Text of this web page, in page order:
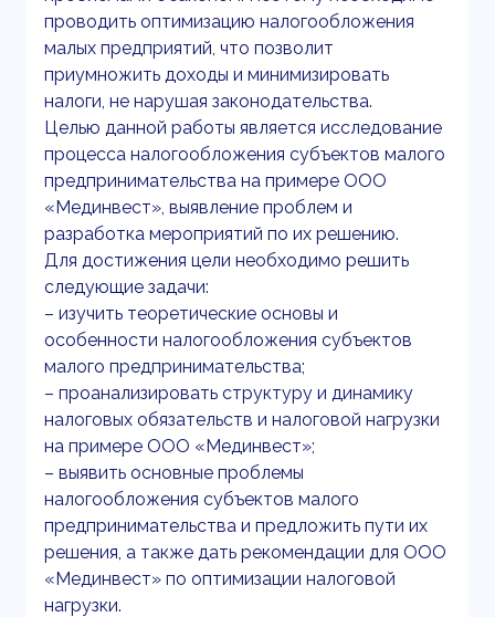
проводить оптимизацию налогообложения
малых предприятий, что позволит
приумножить доходы и минимизировать
налоги, не нарушая законодательства.
Целью данной работы является исследование
процесса налогообложения субъектов малого
предпринимательства на примере ООО
«Мединвест», выявление проблем и
разработка мероприятий по их решению.
Для достижения цели необходимо решить
следующие задачи:
– изучить теоретические основы и
особенности налогообложения субъектов
малого предпринимательства;
– проанализировать структуру и динамику
налоговых обязательств и налоговой нагрузки
на примере ООО «Мединвест»;
– выявить основные проблемы
налогообложения субъектов малого
предпринимательства и предложить пути их
решения, а также дать рекомендации для ООО
«Мединвест» по оптимизации налоговой
нагрузки.